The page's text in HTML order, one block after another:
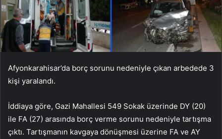
Afyonkarahisar’da borç sorunu nedeniyle çıkan arbedede 3
kişi yaralandı.
İddiaya göre, Gazi Mahallesi 549 Sokak üzerinde DY (20)
ile FA (27) arasında borç verme sorunu nedeniyle tartışma
çıktı. Tartışmanın kavgaya dönüşmesi üzerine FA ve AY